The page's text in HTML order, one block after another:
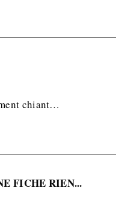
chiant…
FICHE RIEN...